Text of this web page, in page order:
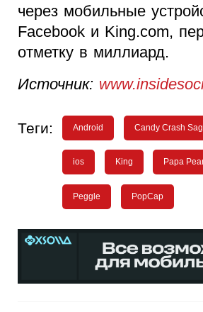
через мобильные
Facebook и King.com,
отметку в миллиард.
Источник:
Теги: Android Candy Crash
ios King Papa
Peggle PopCap